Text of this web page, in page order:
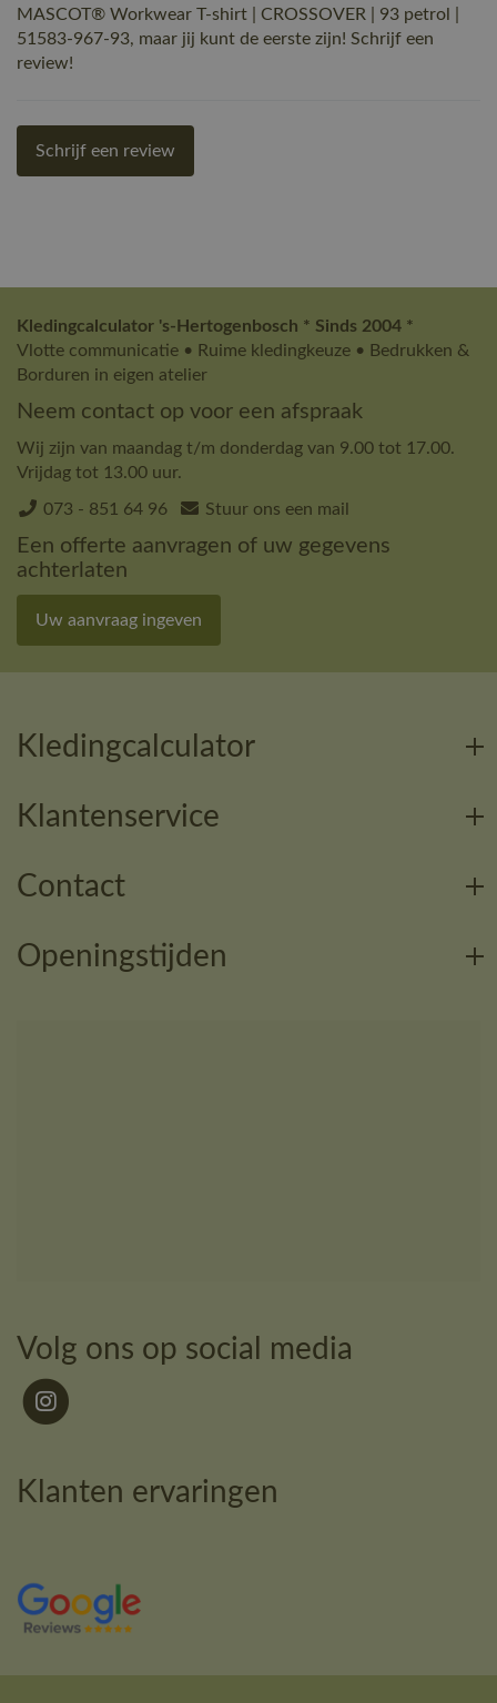
MASCOT® Workwear T-shirt | CROSSOVER | 93 petrol |
51583-967-93, maar jij kunt de eerste zijn! Schrijf een
review!
Schrijf een review
Kledingcalculator 's-Hertogenbosch * Sinds 2004 *
Vlotte communicatie • Ruime kledingkeuze • Bedrukken &
Borduren in eigen atelier
Neem contact op voor een afspraak
Wij zijn van maandag t/m donderdag van 9.00 tot 17.00.
Vrijdag tot 13.00 uur.
073 - 851 64 96 Stuur ons een mail
Een offerte aanvragen of uw gegevens
achterlaten
Uw aanvraag ingeven
Kledingcalculator
Klantenservice
Contact
Openingstijden
Volg ons op social media
Klanten ervaringen